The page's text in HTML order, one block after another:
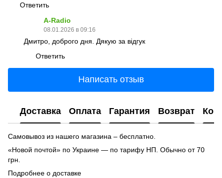
Ответить
A-Radio
08.01.2026 в 09:16
Дмитро, доброго дня. Дякую за відгук
Ответить
Написать отзыв
Доставка Оплата Гарантия Возврат
Самовывоз из нашего магазина – бесплатно.
«Новой почтой» по Украине — по тарифу НП. Обычно от 70
грн.
Подробнее о доставке